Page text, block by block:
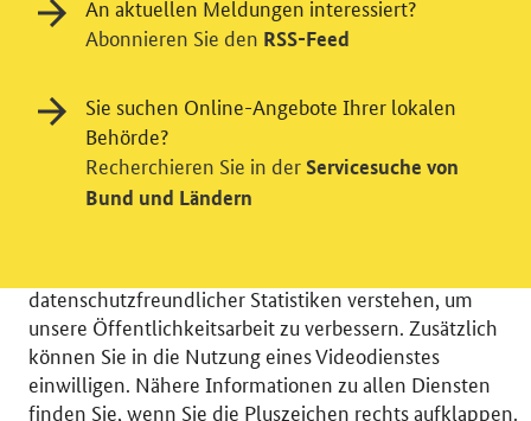
© 2026 Bundesministerium für Wirtschaft und Energie
Einwilligung in Tracking und / oder
Videodienst
Wir bitten Sie an dieser Stelle um Ihre Einwilligung für
datenschutzfreundlicher Statistiken verstehen, um
unsere Öffentlichkeitsarbeit zu verbessern. Zusätzlich
können Sie in die Nutzung eines Videodienstes
einwilligen. Nähere Informationen zu allen Diensten
finden Sie, wenn Sie die Pluszeichen rechts aufklappen.
An aktuellen Meldungen interessiert?
Abonnieren Sie den RSS-Feed
Sie suchen Online-Angebote Ihrer lokalen
Behörde?
Recherchieren Sie in der Servicesuche von
Bund und Ländern